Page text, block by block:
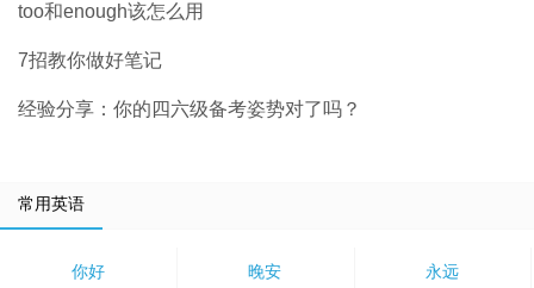
too和enough该怎么用
7招教你做好笔记
经验分享：你的四六级备考姿势对了吗？
常用英语
你好 晚安 永远